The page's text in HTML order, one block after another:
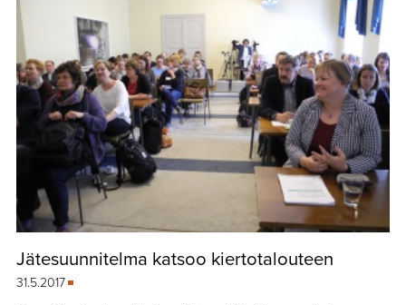
Jätesuunnitelma katsoo kiertotalouteen
31.5.2017